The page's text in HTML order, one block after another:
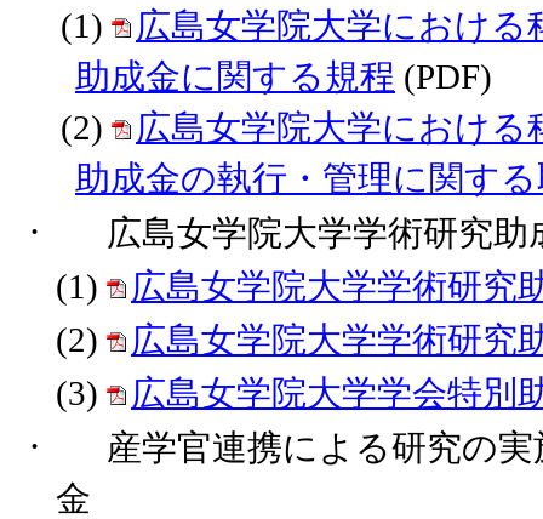
(1)
広島女学院大学におけ
助成金に関する規程 (PDF)
(2)
広島女学院大学におけ
助成金の執行・管理に関す
·
広島女学院大学学術研究
(1)
広島女学院大学学術研究
(2)
広島女学院大学学術研究
(3)
広島女学院大学学会特別
·
産学官連携による研究の
金